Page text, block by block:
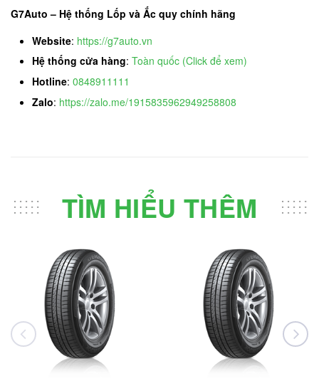
G7Auto – Hệ thống Lốp và Ắc quy chính hãng
Website: https://g7auto.vn
Hệ thống cửa hàng: Toàn quốc (Click để xem)
Hotline: 0848911111
Zalo: https://zalo.me/1915835962949258808
TÌM HIỂU THÊM